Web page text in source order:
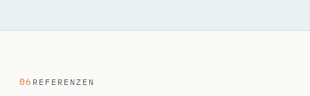
06 REFERENZEN